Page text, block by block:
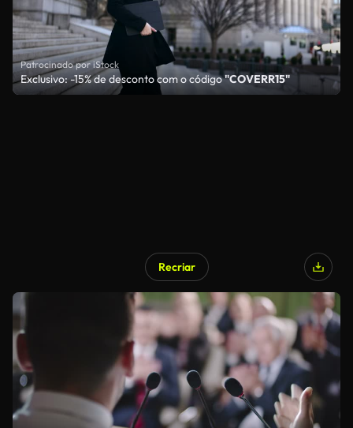
Patrocinado por iStock
Exclusivo: -15% de desconto com o código"COVERR15"
Recriar